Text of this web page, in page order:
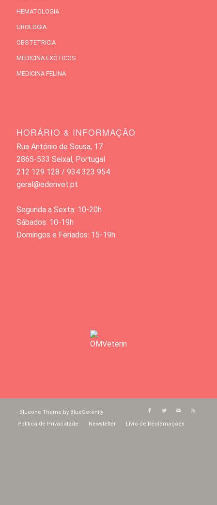
HEMATOLOGIA
UROLOGIA
OBSTETRICIA
MEDICINA EXÓTICOS
MEDICINA FELINA
HORÁRIO & INFORMAÇÃO
Rua António de Sousa, 17
2865-533 Seixal, Portugal
212 129 128 / 934 323 954
geral@edenvet.pt
Segunda a Sexta: 10-20h
Sábados: 10-19h
Domingos e Feriados: 15-19h
- Blueone Theme by BlueSerenity
Política de Privacidade
Newsletter Livro de Reclamações